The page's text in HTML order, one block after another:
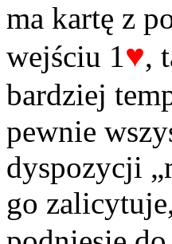
ma kartę z
wejściu 1♥,
bardziej
pewnie
dyspozycji
go